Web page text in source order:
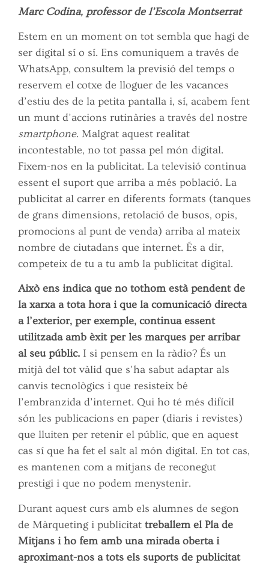
Marc Codina, professor de l’Escola Montserrat
Estem en un moment on tot sembla que hagi de
ser digital sí o sí. Ens comuniquem a través de
WhatsApp, consultem la previsió del temps o
reservem el cotxe de lloguer de les vacances
d’estiu des de la petita pantalla i, sí, acabem fent
un munt d’accions rutinàries a través del nostre
smartphone. Malgrat aquest realitat
incontestable, no tot passa pel món digital.
Fixem-nos en la publicitat. La televisió continua
essent el suport que arriba a més població. La
publicitat al carrer en diferents formats (tanques
de grans dimensions, retolació de busos, opis,
promocions al punt de venda) arriba al mateix
nombre de ciutadans que internet. És a dir,
competeix de tu a tu amb la publicitat digital.
Això ens indica que no tothom està pendent de
la xarxa a tota hora i que la comunicació directa
a l’exterior, per exemple, continua essent
utilitzada amb èxit per les marques per arribar
al seu públic. I si pensem en la ràdio? És un
mitjà del tot vàlid que s’ha sabut adaptar als
canvis tecnològics i que resisteix bé
l’embranzida d’internet. Qui ho té més difícil
són les publicacions en paper (diaris i revistes)
que lluiten per retenir el públic, que en aquest
cas sí que ha fet el salt al món digital. En tot cas,
es mantenen com a mitjans de reconegut
prestigi i que no podem menystenir.
Durant aquest curs amb els alumnes de segon
de Màrqueting i publicitat treballem el Pla de
Mitjans i ho fem amb una mirada oberta i
aproximant-nos a tots els suports de publicitat